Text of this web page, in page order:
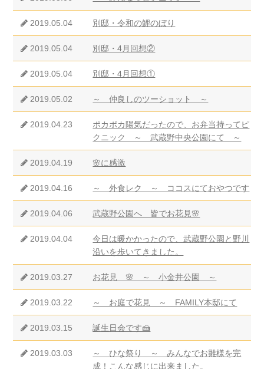
2019.05.04 別邸・令和の鯉のぼり
2019.05.04 別邸・4月回想②
2019.05.04 別邸・4月回想①
2019.05.02 ～ 仲良しのツーショット ～
2019.04.23
ポカポカ陽気だったので、お弁当持ってピ
クニック ～ 武蔵野中央公園にて ～
2019.04.19 🌸に感激
2019.04.16 ～ 外食レク ～ ココスにておやつです
2019.04.06 武蔵野公園へ 皆でお花見🌸
2019.04.04
今日は暖かかったので、武蔵野公園と野川
沿いを歩いてきました。
2019.03.27 お花見 🌸 ～ 小金井公園 ～
2019.03.22 ～ お庭で花見 ～ FAMILY本邸にて
2019.03.15 誕生日会です🍰
2019.03.03
～ ひな祭り ～ みんなでお雛様を完
成！こんな感じに出来ました。